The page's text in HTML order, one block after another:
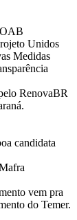
Unidos
Medidas
RenovaBR
candidata
vem pra
do Temer.